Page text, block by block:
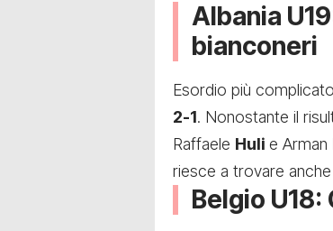
Albania
bianconeri
Esordio più
2-1. Nonostante il
Raffaele Huli e Arman
riesce a trovare anche
Belgio